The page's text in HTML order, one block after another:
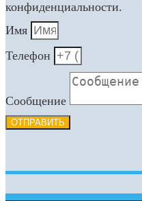
конфиденциальности.
Имя
Телефон
Сообщение
ОТПРАВИТЬ